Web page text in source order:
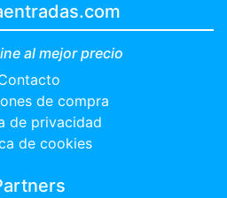
al mejor precio
de compra
de privacidad
de cookies